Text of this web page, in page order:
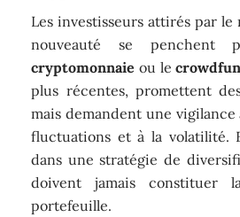
Les investisseurs attirés par
nouveauté se penchent
cryptomonnaie ou le
plus récentes, promettent
mais demandent une vigilance
fluctuations et à la volatilité.
dans une stratégie de
doivent jamais constituer
portefeuille.